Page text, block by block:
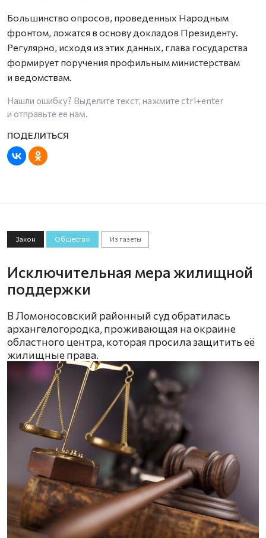
Большинство опросов, проведенных Народным
фронтом, ложатся в основу докладов Президенту.
Регулярно, исходя из этих данных, глава государства
формирует поручения профильным министерствам
и ведомствам.
Нашли ошибку? Выделите текст, нажмите ctrl+enter
и отправьте ее нам.
Закон Общество Из газеты
Исключительная мера жилищной
поддержки
В Ломоносовский районный суд обратилась
архангелогородка, проживающая на окраине
областного центра, которая просила защитить её
жилищные права.